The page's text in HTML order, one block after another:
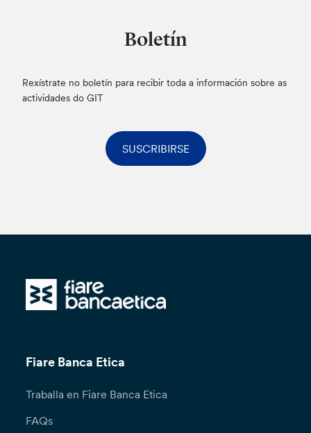
Boletín
Rexístrate no boletín para recibir toda a información sobre as
actividades do GIT
SUSCRIBIRSE
Fiare Banca Etica
Traballa en Fiare Banca Etica
FAQs